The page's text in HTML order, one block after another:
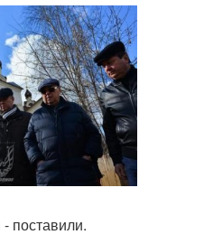
поставили.